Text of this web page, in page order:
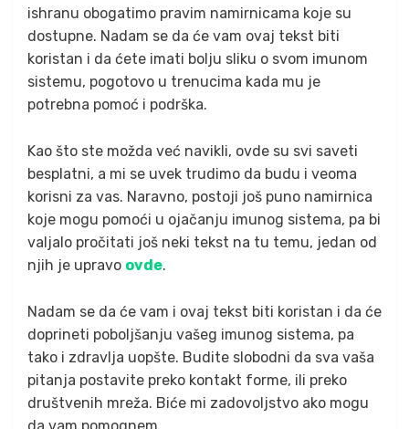
ishranu obogatimo pravim namirnicama koje su
dostupne. Nadam se da će vam ovaj tekst biti
koristan i da ćete imati bolju sliku o svom imunom
sistemu, pogotovo u trenucima kada mu je
potrebna pomoć i podrška.
Kao što ste možda već navikli, ovde su svi saveti
besplatni, a mi se uvek trudimo da budu i veoma
korisni za vas. Naravno, postoji još puno namirnica
koje mogu pomoći u ojačanju imunog sistema, pa bi
valjalo pročitati još neki tekst na tu temu, jedan od
njih je upravo ovde.
Nadam se da će vam i ovaj tekst biti koristan i da će
doprineti poboljšanju vašeg imunog sistema, pa
tako i zdravlja uopšte. Budite slobodni da sva vaša
pitanja postavite preko kontakt forme, ili preko
društvenih mreža. Biće mi zadovoljstvo ako mogu
da vam pomognem.